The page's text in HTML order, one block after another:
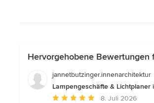
Hervorgehobene
jannetbutzinger.innenarchitektur
Lampengeschäfte & Lichtplaner
Durchschnittliche8. Juli 2026